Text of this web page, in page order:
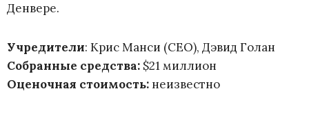
Денвере.
Учредители: Крис Манси (CEO), Дэвид Голан
Собранные средства: $21 миллион
Оценочная стоимость: неизвестно